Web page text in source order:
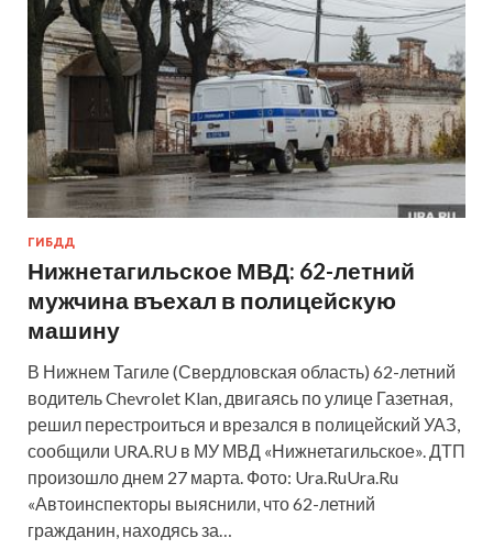
ГИБДД
Нижнетагильское МВД: 62-летний
мужчина въехал в полицейскую
машину
В Нижнем Тагиле (Свердловская область) 62-летний
водитель Chevrolet Klan, двигаясь по улице Газетная,
решил перестроиться и врезался в полицейский УАЗ,
сообщили URA.RU в МУ МВД «Нижнетагильское». ДТП
произошло днем 27 марта. Фото: Ura.RuUra.Ru
«Автоинспекторы выяснили, что 62-летний
гражданин, находясь за…